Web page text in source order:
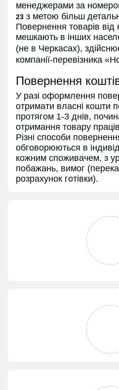
менеджерами за
23 з метою більш
Повернення товарів від
мешкають в інших
(не в Черкасах),
компанії-перевізника
Повернення
У разі оформлення
отримати власні кошти
протягом 1-3 днів,
отримання товару
Різні способи
обговорюються в
кожним споживачем, з
побажань, вимог
розрахунок готівки).